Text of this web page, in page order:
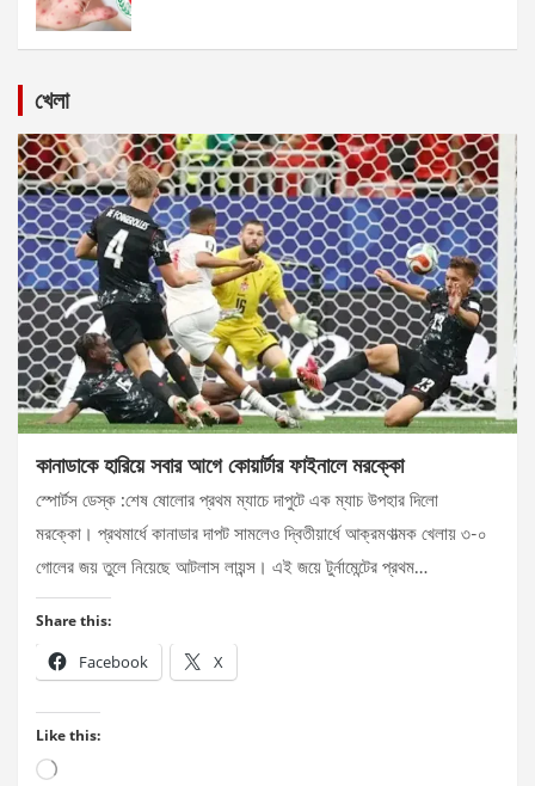
খেলা
কানাডাকে হারিয়ে সবার আগে কোয়ার্টার ফাইনালে মরক্কো
স্পোর্টস ডেস্ক :শেষ ষোলোর প্রথম ম্যাচে দাপুটে এক ম্যাচ উপহার দিলো
মরক্কো। প্রথমার্ধে কানাডার দাপট সামলেও দ্বিতীয়ার্ধে আক্রমণাত্মক খেলায় ৩-০
গোলের জয় তুলে নিয়েছে আটলাস লায়ন্স। এই জয়ে টুর্নামেন্টের প্রথম…
Share this:
Facebook X
Like this:
Loading…